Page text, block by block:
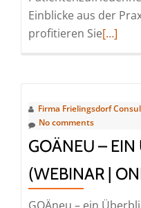
Einblicke aus der
profitieren SieRead
und
in
[…]
Firma Frielingsdorf
No comments
GOÄNEU – EIN
(WEBINAR |